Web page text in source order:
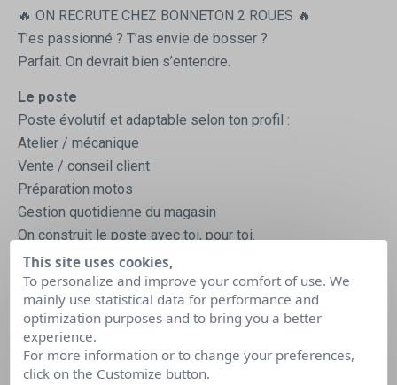
🔥 ON RECRUTE CHEZ BONNETON 2 ROUES 🔥
T’es passionné ? T’as envie de bosser ?
Parfait. On devrait bien s’entendre.
Le poste
Poste évolutif et adaptable selon ton profil :
Atelier / mécanique
Vente / conseil client
Préparation motos
Gestion quotidienne du magasin
On construit le poste avec toi, pour toi.
es conditions
👉 35 à 40h / semaine
Salaire selon profil et implication
Primes d’intéressement
Les avantages
This site uses cookies,
To personalize and improve your comfort of use. We
mainly use statistical data for performance and
optimization purposes and to bring you a better
experience.
For more information or to change your preferences,
click on the Customize button.